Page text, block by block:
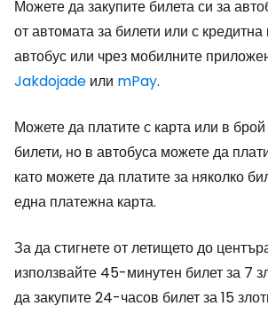
Можете да закупите билета си за
от автомата за билети или с
автобус или чрез мобилните
Jakdojade или mPay.
Можете да платите с карта или в
билети, но в автобуса можете да
като можете да платите за няколко
една платежна карта.
За да стигнете от летището до
използвайте 45-минутен билет за 7
да закупите 24-часов билет за 15